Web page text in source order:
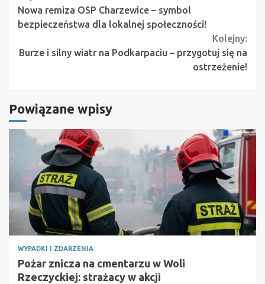
Reading
Nowa remiza OSP Charzewice – symbol
bezpieczeństwa dla lokalnej społeczności!
Kolejny:
Burze i silny wiatr na Podkarpaciu – przygotuj się na
ostrzeżenie!
Powiązane wpisy
WYPADKI I ZDARZENIA
Pożar znicza na cmentarzu w Woli
Rzeczyckiej: strażacy w akcji